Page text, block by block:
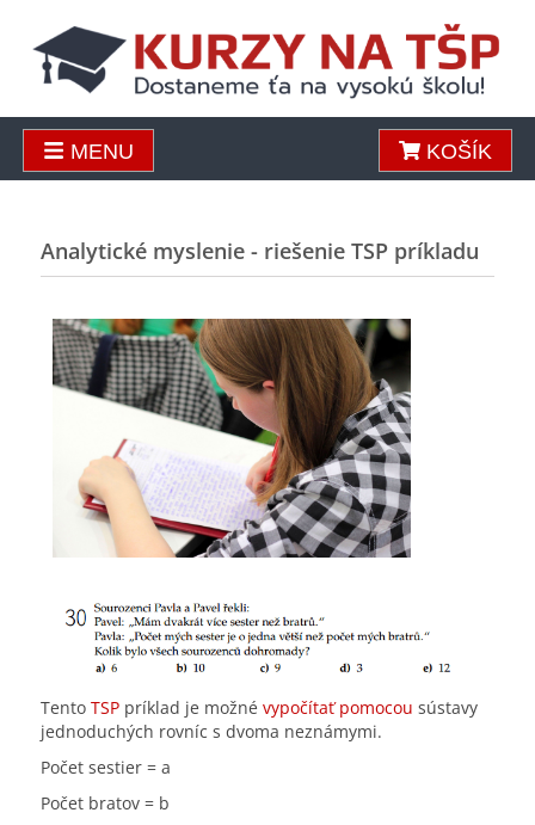
MENU KOŠÍK
Analytické myslenie - riešenie TSP príkladu
Tento TSPpríklad je možné vypočítať pomocou sústavy
jednoduchých rovníc s dvoma neznámymi.
Počet sestier = a
Počet bratov = b